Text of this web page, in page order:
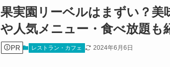
果実園リーベルはまずい？美
や人気メニュー・食べ放題も
PR レストラン・カフェ 2024年6月6日